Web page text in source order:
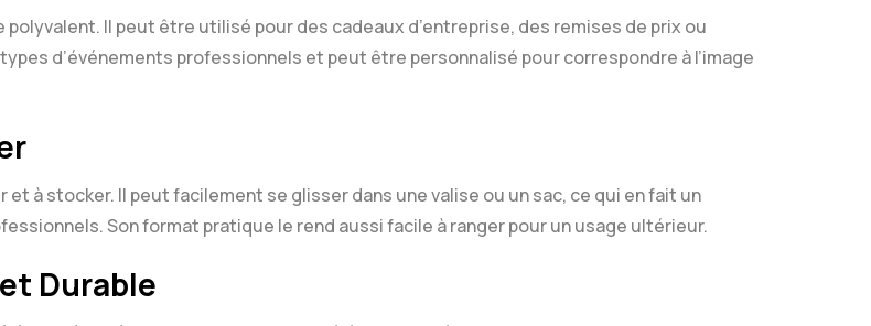
Il peut être utilisé pour des cadeaux d’entreprise, des remises de prix ou
d’événements professionnels et peut être personnalisé pour correspondre à l’image
à stocker. Il peut facilement se glisser dans une valise ou un sac, ce qui en fait un
Son format pratique le rend aussi facile à ranger pour un usage ultérieur.
Durable